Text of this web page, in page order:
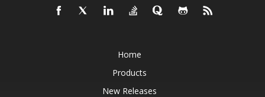
Home
Products
New Releases